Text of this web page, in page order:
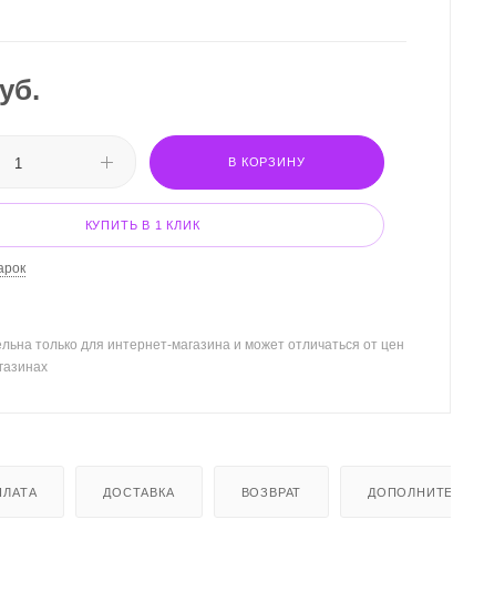
В КОРЗИНУ
КУПИТЬ В 1 КЛИК
только для интернет-магазина и может отличаться от цен
ДОСТАВКА ВОЗВРАТ